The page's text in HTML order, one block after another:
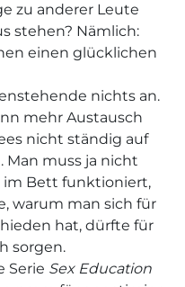
zu anderer Leute
stehen? Nämlich:
einen glücklichen
nichts an.
mehr Austausch
nicht ständig auf
Man muss ja nicht
im Bett funktioniert,
warum man sich für
hat, dürfte für
sorgen.
Serie Sex Education